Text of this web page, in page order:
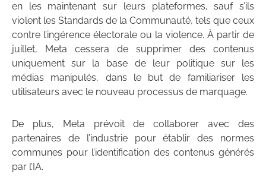
en les maintenant sur leurs plateformes, sauf s’ils
violent les Standards de la Communauté, tels que ceux
contre l’ingérence électorale ou la violence. À partir de
juillet, Meta cessera de supprimer des contenus
uniquement sur la base de leur politique sur les
médias manipulés, dans le but de familiariser les
utilisateurs avec le nouveau processus de marquage.
De plus, Meta prévoit de collaborer avec des
partenaires de l’industrie pour établir des normes
communes pour l’identification des contenus générés
par l’IA.